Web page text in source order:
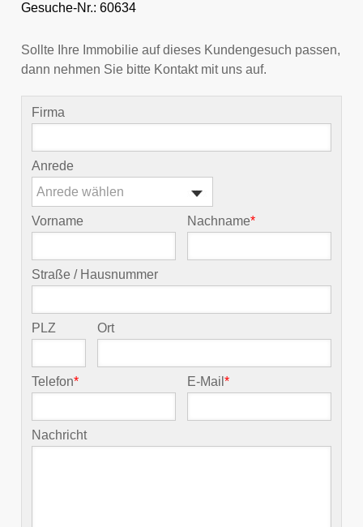
Gesuche-Nr.: 60634
Sollte Ihre Immobilie auf dieses Kundengesuch passen,
dann nehmen Sie bitte Kontakt mit uns auf.
Firma
Anrede
Anrede wählen
Vorname Nachname*
Straße / Hausnummer
PLZ Ort
Telefon* E-Mail*
Nachricht